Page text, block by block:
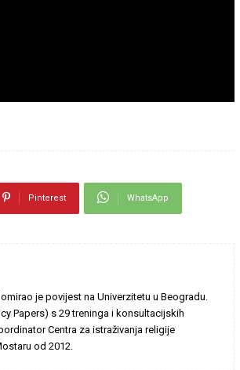
Pinterest WhatsApp
je povijest na Univerzitetu u Beogradu.
Papers) s 29 treninga i konsultacijskih
Centra za istraživanja religije
od 2012.